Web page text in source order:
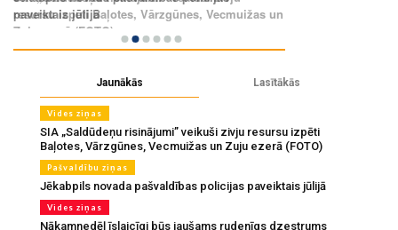
Jaunākās Lasītākās
Vides ziņas
SIA „Saldūdeņu risinājumi” veikuši zivju resursu izpēti
Baļotes, Vārzgūnes, Vecmuižas un Zuju ezerā (FOTO)
Pašvaldību ziņas
Jēkabpils novada pašvaldības policijas paveiktais jūlijā
Vides ziņas
Nākamnedēļ īslaicīgi būs jaušams rudenīgs dzestrums